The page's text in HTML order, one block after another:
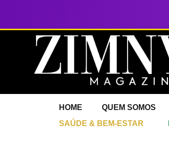
HOME QUEM SOMOS
SAÚDE & BEM-ESTAR